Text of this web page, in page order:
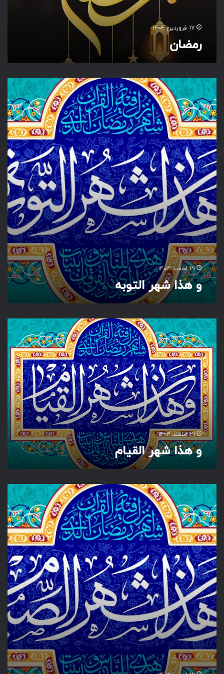
۱۷ فروردین ۱۴۰۴
رمضان
و
ه
ذ
ا
ش
ه
ر
ا
ل
ت
و
ب
ه
۲۱ اسفند ۱۴۰۳
و هذا شهر التوبه
و
ه
ذ
ا
ش
ه
ر
ا
ل
ق
۲۱ اسفند ۱۴۰۳
و هذا شهر القیام
و
ه
ذ
ا
ش
ه
ر
ا
ل
ص
ی
ا
م